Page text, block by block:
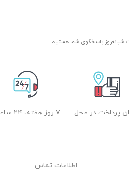
پرداخت در محل ۷ روز هفته، ۲۴ ساعته
اطلاعات تماس